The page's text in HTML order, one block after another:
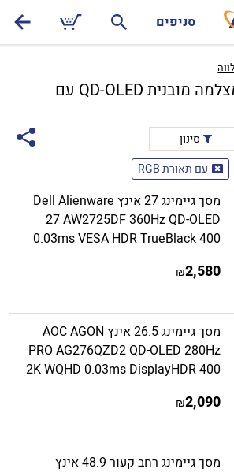
סניפים
מסך מחשב עם מצלמה מובנית QD-OLED עם
סינון
עם תאורת RGB
מסך גיימינג 27 אינץ Dell Alienware
27 AW2725DF 360Hz QD-OLED
0.03ms VESA HDR TrueBlack 400
2,580
₪
מסך גיימינג 26.5 אינץ AOC AGON
PRO AG276QZD2 QD-OLED 280Hz
2K WQHD 0.03ms DisplayHDR 400
2,090
₪
מסך גיימינג רחב קעור 48.9 אינץ